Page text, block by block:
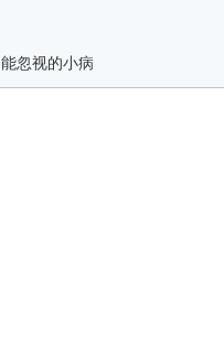
忽视的小病